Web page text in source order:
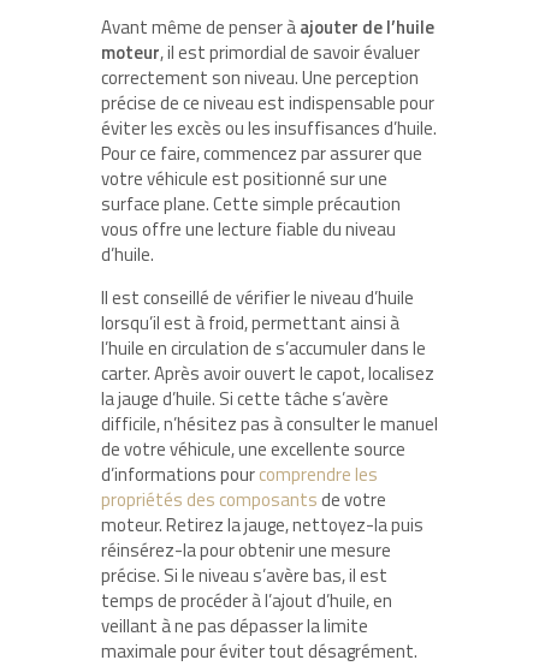
Avant même de penser àajouter de l’huile
moteur, il est primordial de savoir évaluer
correctement son niveau. Une perception
précise de ce niveau est indispensable pour
éviter les excès ou les insuffisances d’huile.
Pour ce faire, commencez par assurer que
votre véhicule est positionné sur une
surface plane. Cette simple précaution
vous offre une lecture fiable du niveau
d’huile.
Il est conseillé de vérifier le niveau d’huile
lorsqu’il est à froid, permettant ainsi à
l’huile en circulation de s’accumuler dans le
carter. Après avoir ouvert le capot, localisez
la jauge d’huile. Si cette tâche s’avère
difficile, n’hésitez pas à consulter le manuel
de votre véhicule, une excellente source
d’informations pourcomprendre les
propriétés des composantsde votre
moteur. Retirez la jauge, nettoyez-la puis
réinsérez-la pour obtenir une mesure
précise. Si le niveau s’avère bas, il est
temps de procéder à l’ajout d’huile, en
veillant à ne pas dépasser la limite
maximale pour éviter tout désagrément.